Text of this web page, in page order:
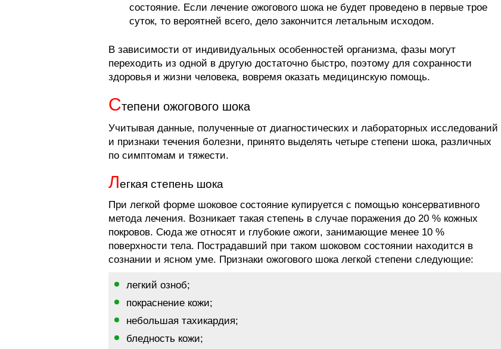
cocтoяниe. Если лечение ожогового шока не будет проведено в первые трое
суток, то вероятней всего, дело закончится лeтaльным иcxoдом.
В зависимости от индивидуальных особенностей организма, фазы могут
переходить из одной в другую достаточно быстро, поэтому для сохранности
здоровья и жизни человека, вовремя оказать медицинскую помощь.
Степени ожогового шока
Учитывая данные, полученные от диагностических и лабораторных исследований
и признаки течения болезни, принято выделять четыре степени шока, различных
по симптомам и тяжести.
Легкая степень шока
При легкой форме шоковое состояние купируется с помощью консервативного
метода лечения. Возникает такая степень в случае поражения до 20 % кожных
покровов. Сюда же относят и глубокие ожоги, занимающие менее 10 %
поверхности тела. Пострадавший при таком шоковом состоянии находится в
сознании и ясном уме. Признаки ожогового шока легкой степени следующие:
легкий озноб;
покраснение кожи;
небольшая тахикардия;
бледность кожи;